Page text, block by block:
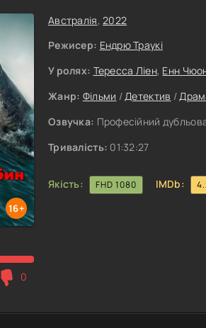
16+
0
Австралія,2022
Режисер: Ендрю Траукі
У ролях: Тересса Ліен, Енн
Жанр: Фільми /Детектив /
Озвучка: Професійний
Тривалість: 01:32:27
Якість: FHD 1080 IMDb: